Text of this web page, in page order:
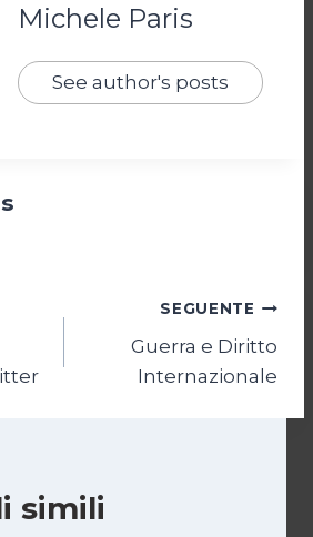
Michele Paris
See author's posts
SEGUENTE
Guerra e Diritto
Internazionale
simili